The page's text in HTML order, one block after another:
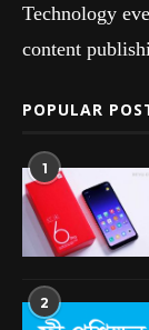
Technology
content
POPULAR
1
2